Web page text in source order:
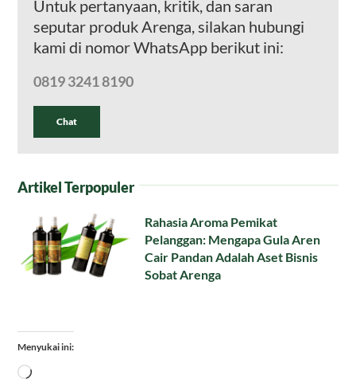
Untuk pertanyaan, kritik, dan saran
seputar produk Arenga, silakan hubungi
kami di nomor WhatsApp berikut ini:
0819 3241 8190
Chat
Artikel Terpopuler
Rahasia Aroma Pemikat
Pelanggan: Mengapa Gula Aren
Cair Pandan Adalah Aset Bisnis
Sobat Arenga
Menyukai ini:
Memuat...